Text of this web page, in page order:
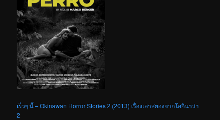
เร็วๆ นี้ – Okinawan Horror Stories 2 (2013) เรื่องเล่าสยองจากโอกินาว่า
2